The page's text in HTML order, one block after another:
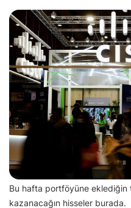
Bu hafta portföyüne
kazanacağın hisseler burada.